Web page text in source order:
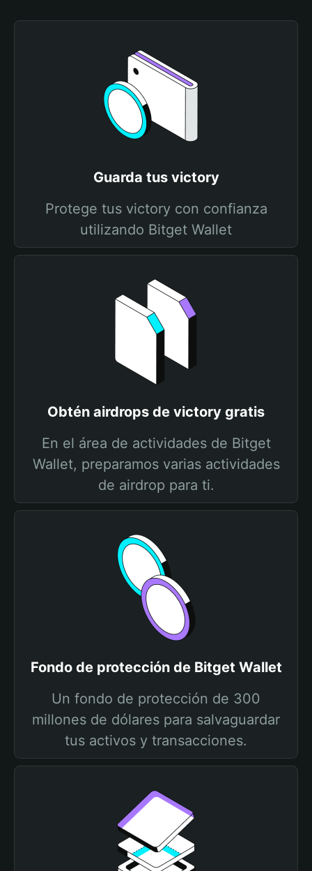
Guarda tus victory
Protege tus victory con confianza
utilizando Bitget Wallet
Obtén airdrops de victory gratis
En el área de actividades de Bitget
Wallet, preparamos varias actividades
de airdrop para ti.
Fondo de protección de Bitget Wallet
Un fondo de protección de 300
millones de dólares para salvaguardar
tus activos y transacciones.